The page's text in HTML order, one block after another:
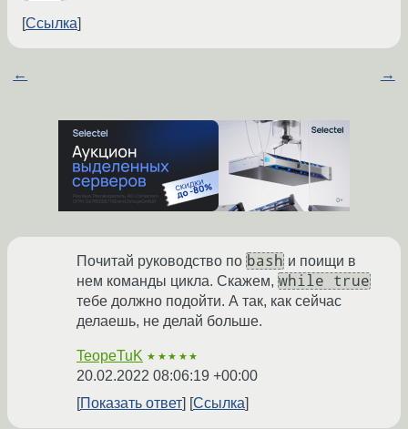
Ссылка
← →
Почитай руководство по bash и поищи в
нем команды цикла. Скажем, while true
тебе должно подойти. А так, как сейчас
делаешь, не делай больше.
TeopeTuK ★★★★★
20.02.2022 08:06:19 +00:00
Показать ответ
Ссылка